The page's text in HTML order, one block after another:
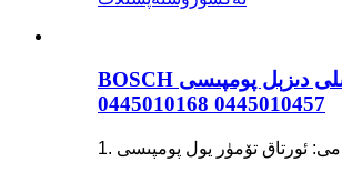
BOSCH ئەسلى دىزېل پومپىسى
0445010457 0445010168
ئورتاق تۆمۈر يول پومپىسى